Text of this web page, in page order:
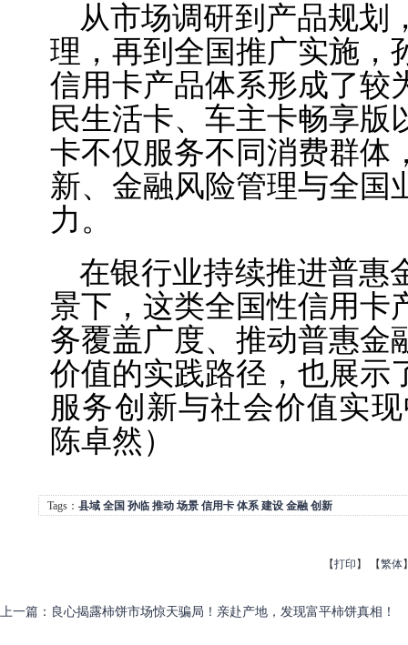
从市场调研到产品规划
理，再到全国推广实施，
信用卡产品体系形成了较
民生活卡、车主卡畅享版
卡不仅服务不同消费群体
新、金融风险管理与全国
力。
在银行业持续推进普惠
景下，这类全国性信用卡
务覆盖广度、推动普惠金
价值的实践路径，也展示
服务创新与社会价值实
陈卓然）
Tags： 县域 全国 孙临 推动 场景 信用卡 体系 建设 金融 创新
【打印 】 【繁体
上一篇 ： 良心揭露柿饼市场惊天骗局！亲赴产地，发现富平柿饼真相！